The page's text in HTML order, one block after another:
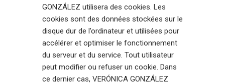
GONZÁLEZ utilisera des cookies. Les
cookies sont des données stockées sur le
disque dur de l’ordinateur et utilisées pour
accélérer et optimiser le fonctionnement
du serveur et du service. Tout utilisateur
peut modifier ou refuser un cookie. Dans
ce dernier cas, VERÓNICA GONZÁLEZ